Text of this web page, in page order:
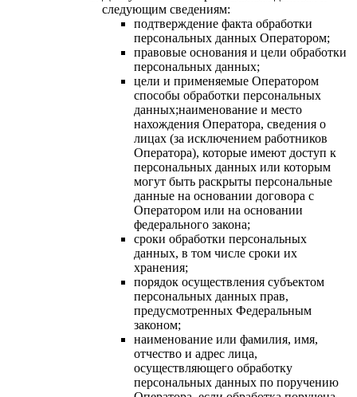
следующим сведениям:
подтверждение факта обработки
персональных данных Оператором;
правовые основания и цели обработки
персональных данных;
цели и применяемые Оператором
способы обработки персональных
данных;наименование и место
нахождения Оператора, сведения о
лицах (за исключением работников
Оператора), которые имеют доступ к
персональных данных или которым
могут быть раскрыты персональные
данные на основании договора с
Оператором или на основании
федерального закона;
сроки обработки персональных
данных, в том числе сроки их
хранения;
порядок осуществления субъектом
персональных данных прав,
предусмотренных Федеральным
законом;
наименование или фамилия, имя,
отчество и адрес лица,
осуществляющего обработку
персональных данных по поручению